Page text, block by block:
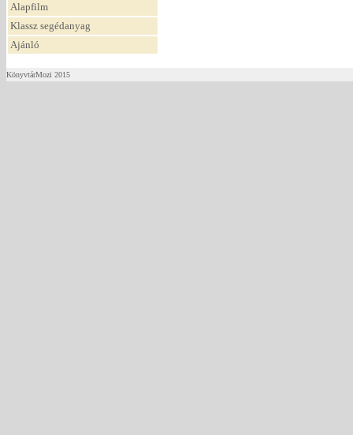
Alapfilm
Klassz segédanyag
Ajánló
KönyvtárMozi 2015